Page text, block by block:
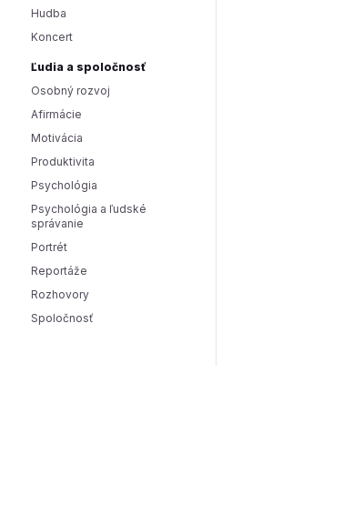
Hudba
Koncert
Ľudia a spoločnosť
Osobný rozvoj
Afirmácie
Motivácia
Produktivita
Psychológia
Psychológia a ľudské
správanie
Portrét
Reportáže
Rozhovory
Spoločnosť